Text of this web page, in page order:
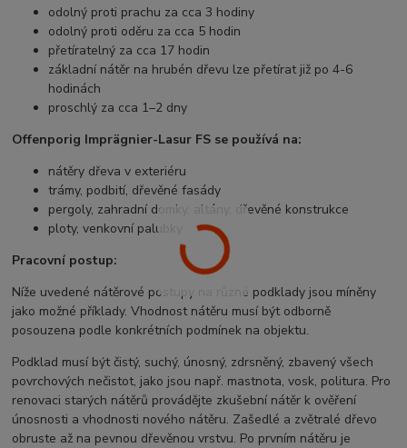
odolný proti prachu za cca 3 hodiny
odolný proti oděru za cca 5 hodin
přetíratelný za cca 17 hodin
základní nátěr na hrubén dřevu lze přetírat již po 4-6
hodinách
proschlý za cca 1–2 dny
Offenporig Imprägnier-Lasur FS se používá na:
nátěry dřeva v exteriéru
trámy, podbití, dřevěné fasády
pergoly, zahradní domky, altány, dřevěné konstrukce
ploty, venkovní palubky
Pracovní postup:
Níže uvedené nátěrové postupy na různé podklady jsou míněny
jako možné příklady. Vhodnost nátěru musí být odborně
posouzena podle konkrétních podmínek na objektu.
Podklad musí být čistý, suchý, únosný, zdrsněný, zbavený všech
povrchových nečistot, jako jsou např. mastnota, vosk, politura. Pro
renovaci starých nátěrů provádějte zkušební nátěr k ověření
únosnosti a vhodnosti nového nátěru. Zašedlé a zvětralé dřevo
obruste až na pevnou dřevěnou vrstvu. Po prvním nátěru je